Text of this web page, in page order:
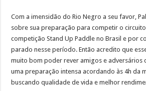
Com a imensidão do Rio Negro a seu favor,
sobre sua preparação para competir o
competição Stand Up Paddle no Brasil e por
parado nesse período. Então acredito que
muito bom poder rever amigos e adversários
uma preparação intensa acordando às 4h da
buscando qualidade de vida e melhor